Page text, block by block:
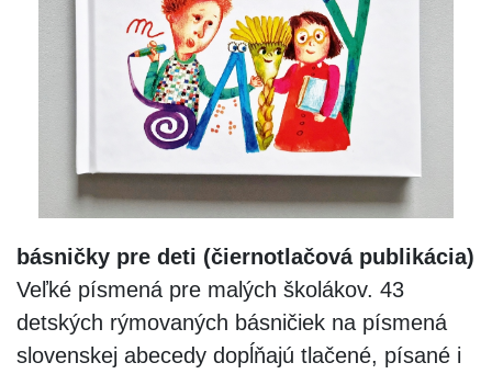
básničky pre deti (čiernotlačová publikácia)
Veľké písmená pre malých školákov. 43
detských rýmovaných básničiek na písmená
slovenskej abecedy dopĺňajú tlačené, písané i